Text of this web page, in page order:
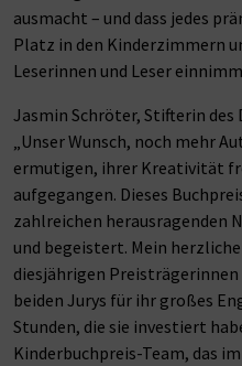
ausmacht – und dass jedes
Platz in den Kinderzimmern
Leserinnen und Leser
Jasmin Schröter, Stifterin des
„Unser Wunsch, noch mehr
ermutigen, ihrer Kreativität
aufgegangen. Dieses
zahlreichen herausragenden
und begeistert. Mein
diesjährigen Preisträgerinnen
beiden Jurys für ihr großes
Stunden, die sie investiert
Kinderbuchpreis-Team, das